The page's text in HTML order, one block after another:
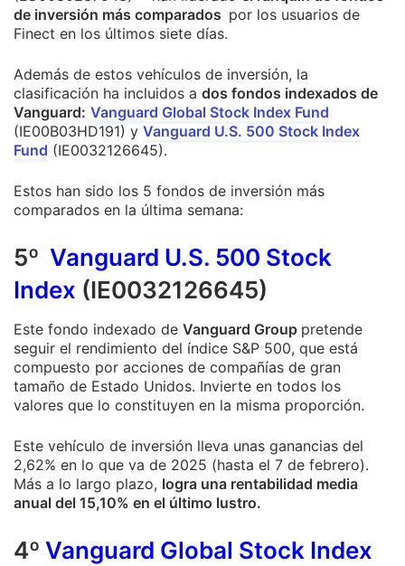
de inversión más comparados por los usuarios de
Finect en los últimos siete días.
Además de estos vehículos de inversión, la
clasificación ha incluidos a dos fondos indexados de
Vanguard: Vanguard Global Stock Index Fund
(IE00B03HD191) y Vanguard U.S. 500 Stock Index
Fund (IE0032126645).
Estos han sido los 5 fondos de inversión más
comparados en la última semana:
5º Vanguard U.S. 500 Stock
Index (IE0032126645)
Este fondo indexado de Vanguard Group pretende
seguir el rendimiento del índice S&P 500, que está
compuesto por acciones de compañías de gran
tamaño de Estado Unidos. Invierte en todos los
valores que lo constituyen en la misma proporción.
Este vehículo de inversión lleva unas ganancias del
2,62% en lo que va de 2025 (hasta el 7 de febrero).
Más a lo largo plazo, logra una rentabilidad media
anual del 15,10% en el último lustro.
4º Vanguard Global Stock Index